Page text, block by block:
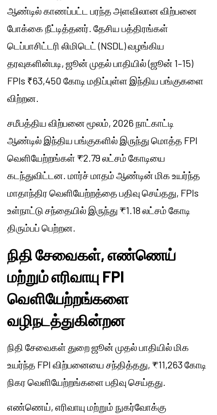
ஆண்டில் காணப்பட்ட பரந்த அளவிலான விற்பனை
போக்கை நீட்டித்தனர். தேசிய பத்திரங்கள்
டெப்பாசிட்டரி லிமிடெட் (NSDL) வழங்கிய
தரவுகளின்படி, ஜூன் முதல் பாதியில் (ஜூன் 1–15)
FPIs ₹63,450 கோடி மதிப்புள்ள இந்திய பங்குகளை
விற்றன.
சமீபத்திய விற்பனை மூலம், 2026 நாட்காட்டி
ஆண்டில் இந்திய பங்குகளில் இருந்து மொத்த FPI
வெளியேற்றங்கள் ₹2.79 லட்சம் கோடியை
கடந்துவிட்டன. மார்ச் மாதம் ஆண்டின் மிக உயர்ந்த
மாதாந்திர வெளியேற்றத்தை பதிவு செய்தது, FPIs
உள்நாட்டு சந்தையில் இருந்து ₹1.18 லட்சம் கோடி
திரும்பப் பெற்றன.
நிதி சேவைகள், எண்ணெய்
மற்றும் எரிவாயு FPI
வெளியேற்றங்களை
வழிநடத்துகின்றன
நிதி சேவைகள் துறை ஜூன் முதல் பாதியில் மிக
உயர்ந்த FPI விற்பனையை சந்தித்தது, ₹11,263 கோடி
நிகர வெளியேற்றங்களை பதிவு செய்தது.
எண்ணெய், எரிவாயு மற்றும் நுகர்வோக்கு